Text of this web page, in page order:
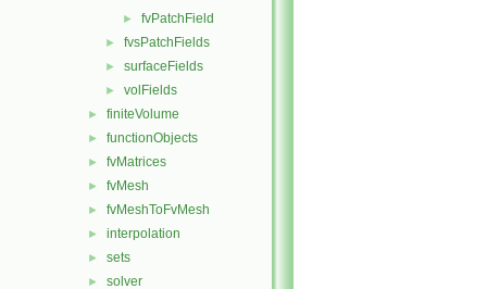
► fvPatchField
► fvsPatchFields
► surfaceFields
► volFields
► finiteVolume
► functionObjects
► fvMatrices
► fvMesh
► fvMeshToFvMesh
► interpolation
► sets
► solver